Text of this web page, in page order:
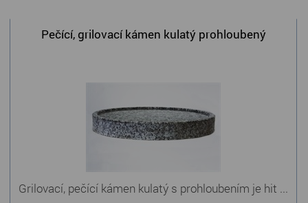
Pečící, grilovací kámen kulatý prohloubený
Grilovací, pečící kámen kulatý s prohloubením je hit ...